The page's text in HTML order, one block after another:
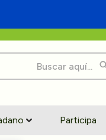
Participa